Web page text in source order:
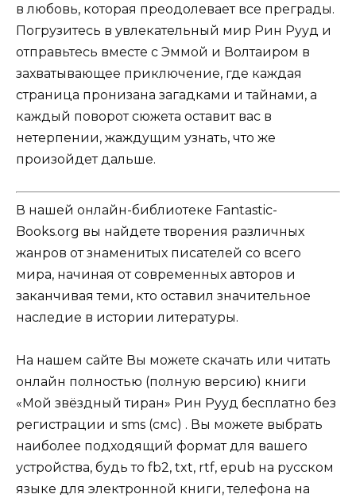
в любовь, которая преодолевает все преграды.
Погрузитесь в увлекательный мир Рин Рууд и
отправьтесь вместе с Эммой и Волтаиром в
захватывающее приключение, где каждая
страница пронизана загадками и тайнами, а
каждый поворот сюжета оставит вас в
нетерпении, жаждущим узнать, что же
произойдет дальше.
В нашей онлайн-библиотеке Fantastic-
Books.org вы найдете творения различных
жанров от знаменитых писателей со всего
мира, начиная от современных авторов и
заканчивая теми, кто оставил значительное
наследие в истории литературы.
На нашем сайте Вы можете скачать или читать
онлайн полностью (полную версию) книги
«Мой звёздный тиран» Рин Рууд бесплатно без
регистрации и sms (смс) . Вы можете выбрать
наиболее подходящий формат для вашего
устройства, будь то fb2, txt, rtf, epub на русском
языке для электронной книги, телефона на